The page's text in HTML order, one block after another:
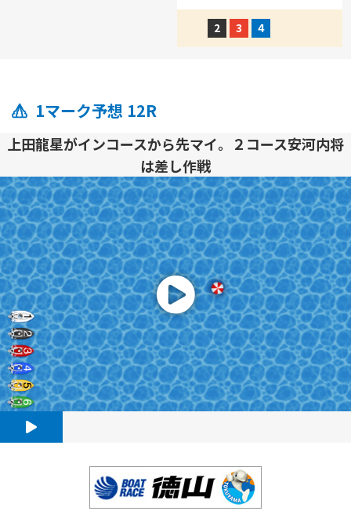
1マーク予想 12R
上田龍星がインコースから先マイ。２コース安河内将
は差し作戦